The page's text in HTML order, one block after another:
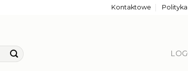
Kontaktowe